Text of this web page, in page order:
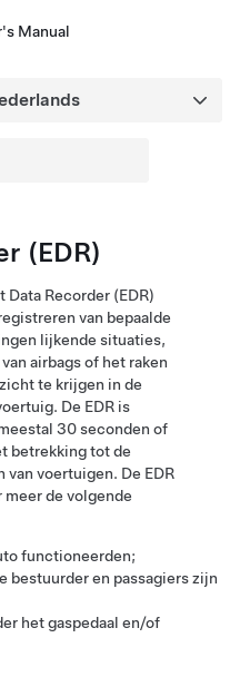
Manual
(EDR)
Recorder (EDR)
van bepaalde
lijkende situaties,
airbags of het raken
te krijgen in de
De EDR is
30 seconden of
betrekking tot de
voertuigen. De EDR
meer de volgende
functioneerden;
bestuurder en passagiers zijn
het gaspedaal en/of